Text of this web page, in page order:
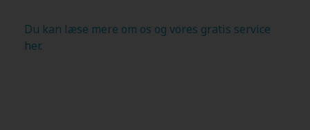
Du kan læse mere om os og vores gratis service
her.